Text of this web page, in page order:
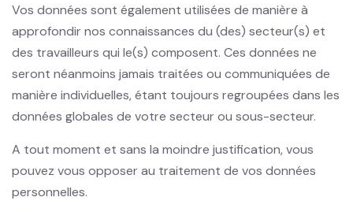
Vos données sont également utilisées de manière à
approfondir nos connaissances du (des) secteur(s) et
des travailleurs qui le(s) composent. Ces données ne
seront néanmoins jamais traitées ou communiquées de
manière individuelles, étant toujours regroupées dans les
données globales de votre secteur ou sous-secteur.
A tout moment et sans la moindre justification, vous
pouvez vous opposer au traitement de vos données
personnelles.